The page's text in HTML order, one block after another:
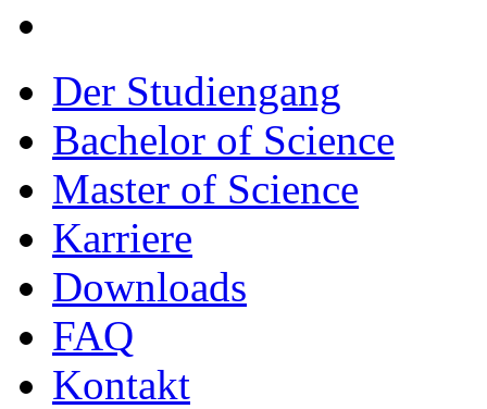
Der Studiengang
Bachelor of Science
Master of Science
Karriere
Downloads
FAQ
Kontakt